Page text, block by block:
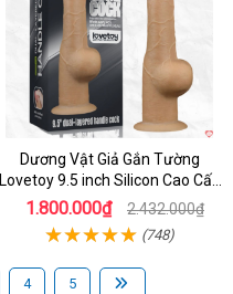
Dương Vật Giả Gắn Tường
Lovetoy 9.5 inch Silicon Cao Cấp
Mềm Mại
1.800.000₫ 2.432.000₫
(748)
4 5